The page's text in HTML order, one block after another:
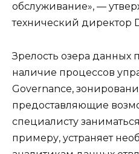
обслуживание», —
технический директор
Зрелость озера данных
наличие процессов
Governance,
предоставляющие
специалисту
примеру, устраняет